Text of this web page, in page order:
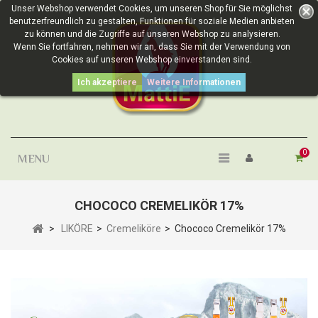
0
MENU
Unser Webshop verwendet Cookies, um unseren Shop für Sie möglichst
benutzerfreundlich zu gestalten, Funktionen für soziale Medien anbieten
zu können und die Zugriffe auf unseren Webshop zu analysieren.
Wenn Sie fortfahren, nehmen wir an, dass Sie mit der Verwendung von
Cookies auf unseren Webshop einverstanden sind.
Ich akzeptiere Weitere Informationen
CHOCOCO CREMELIKÖR 17%
> LIKÖRE > Cremeliköre > Chococo Cremelikör 17%